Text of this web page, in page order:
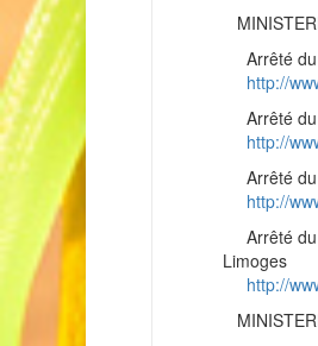
Arrêté du
http://
Arrêté du
http://
Arrêté du
http://
Arrêté du
Limoges
http://